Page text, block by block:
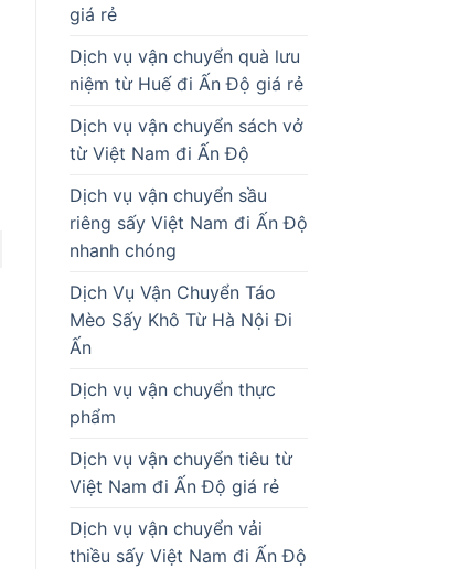
giá rẻ
Dịch vụ vận chuyển quà lưu
niệm từ Huế đi Ấn Độ giá rẻ
Dịch vụ vận chuyển sách vở
từ Việt Nam đi Ấn Độ
Dịch vụ vận chuyển sầu
riêng sấy Việt Nam đi Ấn Độ
nhanh chóng
Dịch Vụ Vận Chuyển Táo
Mèo Sấy Khô Từ Hà Nội Đi
Ấn
Dịch vụ vận chuyển thực
phẩm
Dịch vụ vận chuyển tiêu từ
Việt Nam đi Ấn Độ giá rẻ
Dịch vụ vận chuyển vải
thiều sấy Việt Nam đi Ấn Độ